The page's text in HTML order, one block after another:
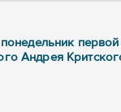
Андрея